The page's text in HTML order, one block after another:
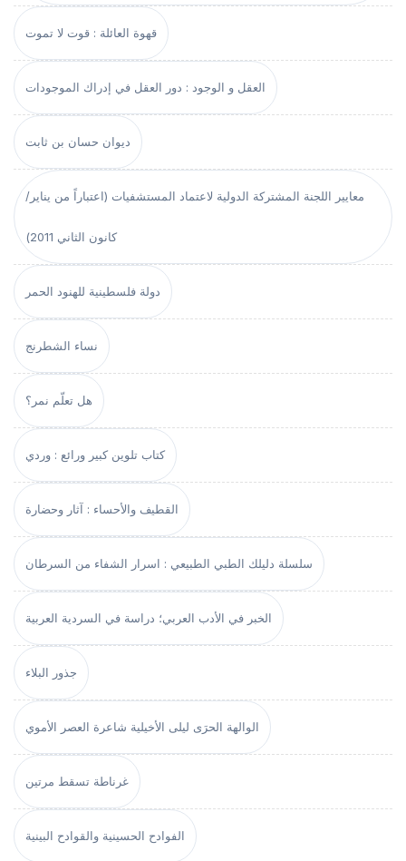
قهوة العائلة : قوت لا تموت
العقل و الوجود : دور العقل في إدراك الموجودات
ديوان حسان بن ثابت
معايير اللجنة المشتركة الدولية لاعتماد المستشفيات (اعتباراً من يناير/
كانون الثاني 2011)
دولة فلسطينية للهنود الحمر
نساء الشطرنج
هل تعلّم نمر؟
كتاب تلوين كبير ورائع : وردي
القطيف والأحساء : آثار وحضارة
سلسلة دليلك الطبي الطبيعي : اسرار الشفاء من السرطان
الخبر في الأدب العربي؛ دراسة في السردية العربية
جذور البلاء
الوالهة الحرَى ليلى الأخيلية شاعرة العصر الأموي
غرناطة تسقط مرتين
الفوادح الحسينية والقوادح البينية